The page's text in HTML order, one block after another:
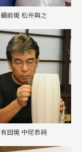
備前焼 松井與之
有田焼 中尾恭純